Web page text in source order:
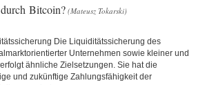
Bitcoin? (Mateusz Tokarski)
Die Liquiditätssicherung des
Unternehmen sowie kleiner und
ähnliche Zielsetzungen. Sie hat die
und zukünftige Zahlungsfähigkeit der